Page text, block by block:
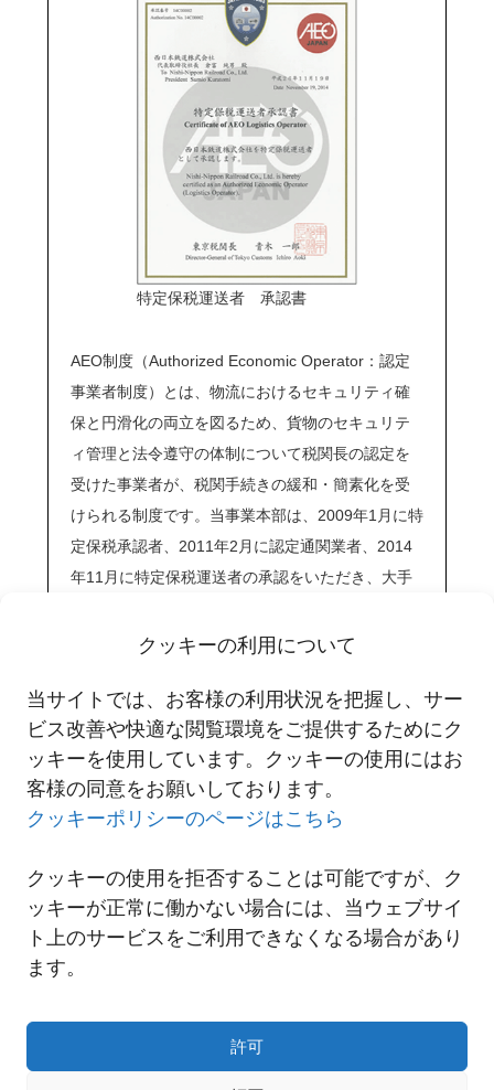
クッキーの利用について
当サイトでは、お客様の利用状況を把握し、サー
ビス改善や快適な閲覧環境をご提供するためにク
ッキーを使用しています。クッキーの使用にはお
客様の同意をお願いしております。
クッキーポリシーのページはこちら
クッキーの使用を拒否することは可能ですが、ク
ッキーが正常に働かない場合には、当ウェブサイ
ト上のサービスをご利用できなくなる場合があり
ます。
許可
特定保税運送者 承認書
AEO制度（Authorized Economic Operator：認定
事業者制度）とは、物流におけるセキュリティ確
保と円滑化の両立を図るため、貨物のセキュリテ
ィ管理と法令遵守の体制について税関長の認定を
受けた事業者が、税関手続きの緩和・簡素化を受
けられる制度です。当事業本部は、2009年1月に特
定保税承認者、2011年2月に認定通関業者、2014
年11月に特定保税運送者の承認をいただき、大手
えられた3制度全てを取得しました。これらの認定
円滑化の両立、サプライチェーンを通じた法令遵
守の体制を確立しています。